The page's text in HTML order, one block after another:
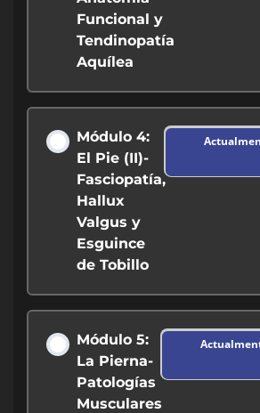
7. Bonus ( Curso Finanzas
fisioterapeutas y
M1 – Video QIRS 4
M1 – Video QIRS 5
Funcional y
Tendinopatía
Aquílea
Módulo 4:
El Pie (II)-
Fasciopatía,
Hallux
Valgus y
Esguince
de Tobillo
Módulo 5:
La Pierna-
Patologías
Musculares